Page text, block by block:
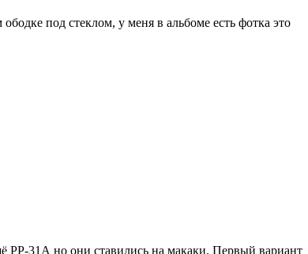
под стеклом, у меня в альбоме есть фотка это
РР-31А но они ставились на макаки. Первый вариант